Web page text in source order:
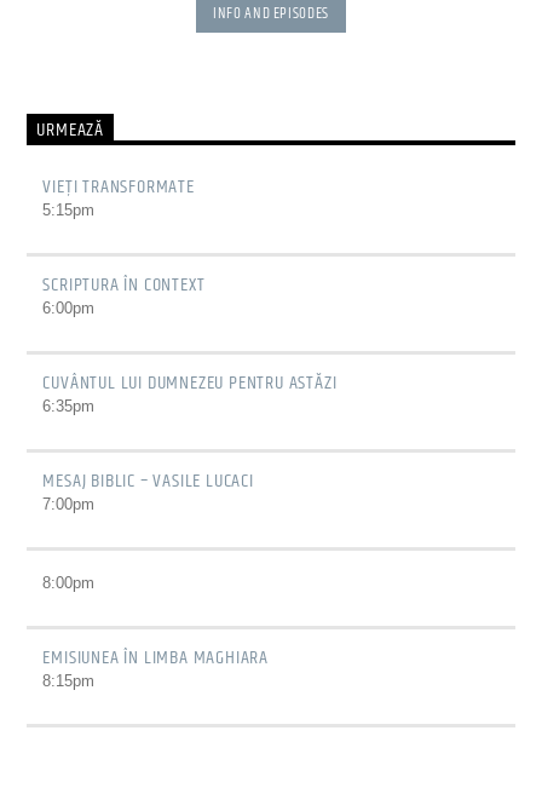
INFO AND EPISODES
URMEAZĂ
VIEȚI TRANSFORMATE
5:15pm
SCRIPTURA ÎN CONTEXT
6:00pm
CUVÂNTUL LUI DUMNEZEU PENTRU ASTĂZI
6:35pm
MESAJ BIBLIC – VASILE LUCACI
7:00pm
8:00pm
EMISIUNEA ÎN LIMBA MAGHIARA
8:15pm